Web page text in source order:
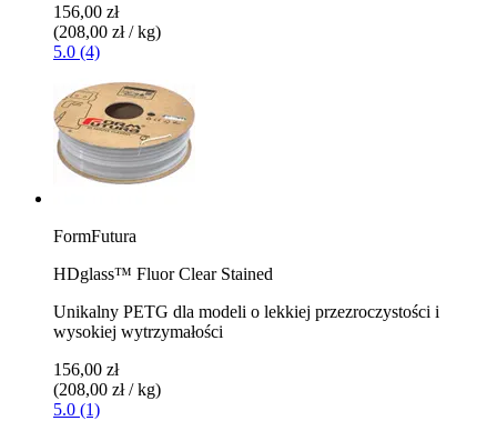
156,00 zł
(208,00 zł / kg)
5.0 (4)
FormFutura
HDglass™ Fluor Clear Stained
Unikalny PETG dla modeli o lekkiej przezroczystości i
wysokiej wytrzymałości
156,00 zł
(208,00 zł / kg)
5.0 (1)